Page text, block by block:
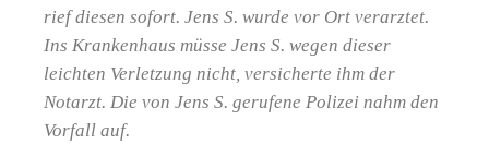
rief diesen sofort. Jens S. wurde vor Ort verarztet.
Ins Krankenhaus müsse Jens S. wegen dieser
leichten Verletzung nicht, versicherte ihm der
Notarzt. Die von Jens S. gerufene Polizei nahm den
Vorfall auf.